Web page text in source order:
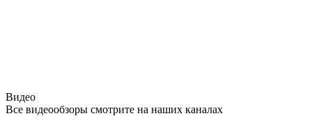
Видео
Все видеообзоры смотрите на наших каналах